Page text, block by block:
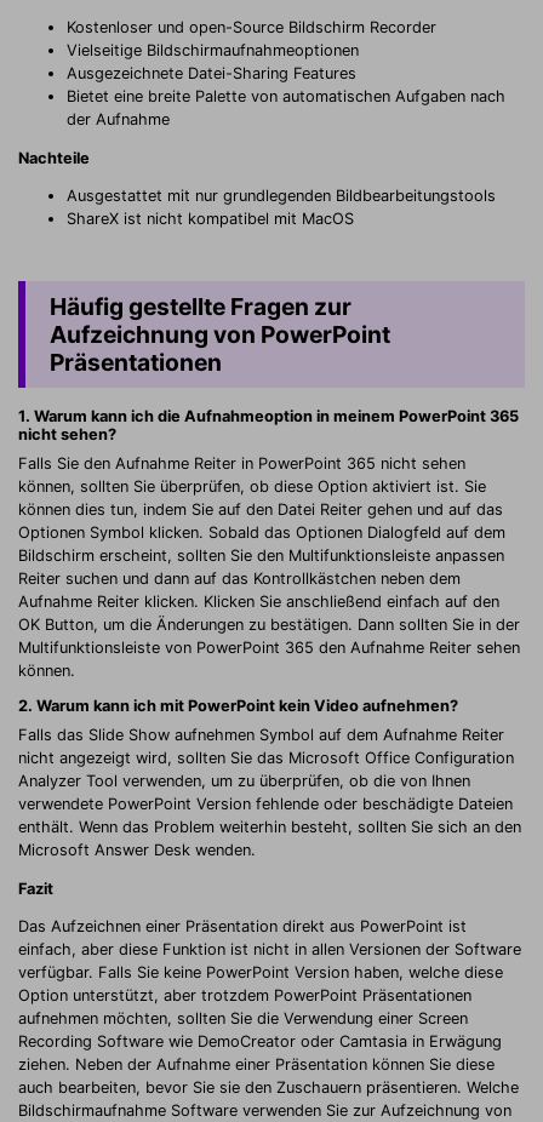
Kostenloser und open-Source Bildschirm Recorder
Vielseitige Bildschirmaufnahmeoptionen
Ausgezeichnete Datei-Sharing Features
Bietet eine breite Palette von automatischen Aufgaben nach
der Aufnahme
Nachteile
Ausgestattet mit nur grundlegenden Bildbearbeitungstools
ShareX ist nicht kompatibel mit MacOS
Häufig gestellte Fragen zur
Aufzeichnung von PowerPoint
Präsentationen
1. Warum kann ich die Aufnahmeoption in meinem PowerPoint 365
nicht sehen?
Falls Sie den Aufnahme Reiter in PowerPoint 365 nicht sehen
können, sollten Sie überprüfen, ob diese Option aktiviert ist. Sie
können dies tun, indem Sie auf den Datei Reiter gehen und auf das
Optionen Symbol klicken. Sobald das Optionen Dialogfeld auf dem
Bildschirm erscheint, sollten Sie den Multifunktionsleiste anpassen
Reiter suchen und dann auf das Kontrollkästchen neben dem
Aufnahme Reiter klicken. Klicken Sie anschließend einfach auf den
OK Button, um die Änderungen zu bestätigen. Dann sollten Sie in der
Multifunktionsleiste von PowerPoint 365 den Aufnahme Reiter sehen
können.
2. Warum kann ich mit PowerPoint kein Video aufnehmen?
Falls das Slide Show aufnehmen Symbol auf dem Aufnahme Reiter
nicht angezeigt wird, sollten Sie das Microsoft Office Configuration
Analyzer Tool verwenden, um zu überprüfen, ob die von Ihnen
verwendete PowerPoint Version fehlende oder beschädigte Dateien
enthält. Wenn das Problem weiterhin besteht, sollten Sie sich an den
Microsoft Answer Desk wenden.
Fazit
Das Aufzeichnen einer Präsentation direkt aus PowerPoint ist
einfach, aber diese Funktion ist nicht in allen Versionen der Software
verfügbar. Falls Sie keine PowerPoint Version haben, welche diese
Option unterstützt, aber trotzdem PowerPoint Präsentationen
aufnehmen möchten, sollten Sie die Verwendung einer Screen
Recording Software wie DemoCreator oder Camtasia in Erwägung
ziehen. Neben der Aufnahme einer Präsentation können Sie diese
auch bearbeiten, bevor Sie sie den Zuschauern präsentieren. Welche
Bildschirmaufnahme Software verwenden Sie zur Aufzeichnung von